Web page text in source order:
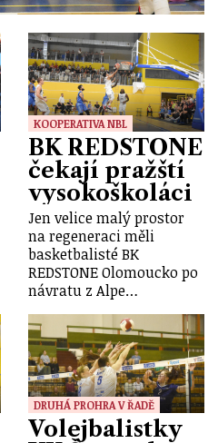
KOOPERATIVA NBL
BK REDSTONE
čekají pražští
vysokoškoláci
Jen velice malý prostor
na regeneraci měli
basketbalisté BK
REDSTONE Olomoucko po
návratu z Alpe…
DRUHÁ PROHRA V ŘADĚ
Volejbalistky